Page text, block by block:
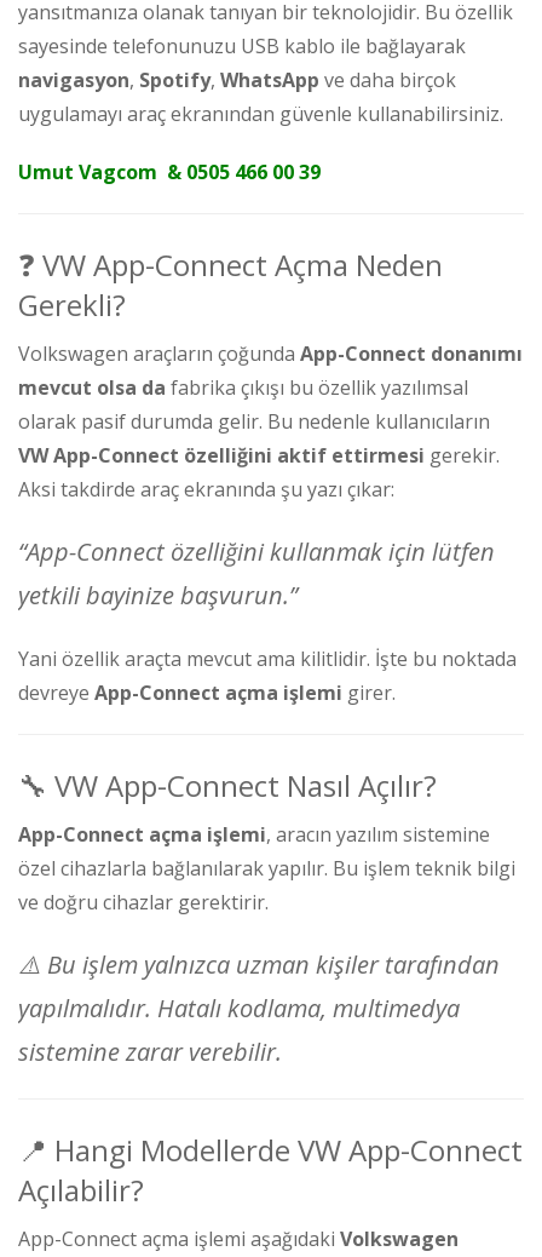
yansıtmanıza olanak tanıyan bir teknolojidir. Bu özellik
sayesinde telefonunuzu USB kablo ile bağlayarak
navigasyon, Spotify, WhatsApp ve daha birçok
uygulamayı araç ekranından güvenle kullanabilirsiniz.
Umut Vagcom & 0505 466 00 39
❓ VW App-Connect Açma Neden
Gerekli?
Volkswagen araçların çoğunda App-Connect donanımı
mevcut olsa da fabrika çıkışı bu özellik yazılımsal
olarak pasif durumda gelir. Bu nedenle kullanıcıların
VW App-Connect özelliğini aktif ettirmesi gerekir.
Aksi takdirde araç ekranında şu yazı çıkar:
“App-Connect özelliğini kullanmak için lütfen
yetkili bayinize başvurun.”
Yani özellik araçta mevcut ama kilitlidir. İşte bu noktada
devreye App-Connect açma işlemi girer.
🔧 VW App-Connect Nasıl Açılır?
App-Connect açma işlemi, aracın yazılım sistemine
özel cihazlarla bağlanılarak yapılır. Bu işlem teknik bilgi
ve doğru cihazlar gerektirir.
⚠️ Bu işlem yalnızca uzman kişiler tarafından
yapılmalıdır. Hatalı kodlama, multimedya
sistemine zarar verebilir.
📍 Hangi Modellerde VW App-Connect
Açılabilir?
App-Connect açma işlemi aşağıdaki Volkswagen